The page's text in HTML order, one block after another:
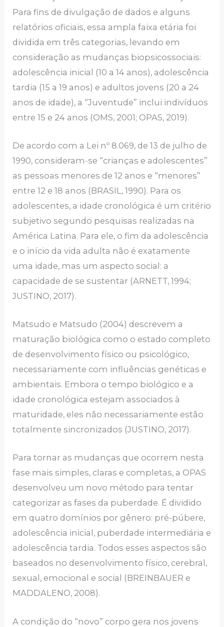
Para fins de divulgação de dados e alguns
relatórios oficiais, essa ampla faixa etária foi
dividida em três categorias, levando em
consideração as mudanças biopsicossociais:
adolescência inicial (10 a 14 anos), adolescência
tardia (15 a 19 anos) e adultos jovens (20 a 24
anos de idade), a “Juventude” inclui indivíduos
entre 15 e 24 anos (OMS, 2001; OPAS, 2019).
De acordo com a Lei nº 8.069, de 13 de julho de
1990, consideram-se “crianças e adolescentes”
as pessoas menores de 12 anos e “menores”
entre 12 e 18 anos (BRASIL, 1990). Para os
adolescentes, a idade cronológica é um critério
subjetivo segundo pesquisas realizadas na
América Latina. Para ele, o fim da adolescência
e o início da vida adulta não é exatamente
uma idade, mas um aspecto social: a
capacidade de se sustentar (ARNETT, 1994;
JUSTINO, 2017).
Matsudo e Matsudo (2004) descrevem a
maturação biológica como o estado completo
de desenvolvimento físico ou psicológico,
necessariamente com influências genéticas e
ambientais. Embora o tempo biológico e a
idade cronológica estejam associados à
maturidade, eles não necessariamente estão
totalmente sincronizados (JUSTINO, 2017).
Para tornar as mudanças que ocorrem nesta
fase mais simples, claras e completas, a OPAS
desenvolveu um novo método para tentar
categorizar as fases da puberdade. É dividido
em quatro domínios por gênero: pré-púbere,
adolescência inicial, puberdade intermediária e
adolescência tardia. Todos esses aspectos são
baseados no desenvolvimento físico, cerebral,
sexual, emocional e social (BREINBAUER e
MADDALENO, 2008).
A condição do “novo” corpo gera nos jovens